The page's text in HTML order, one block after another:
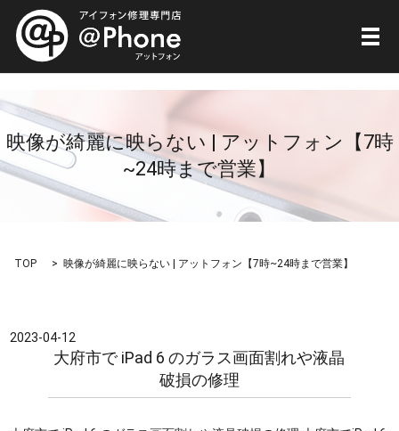
メ
映像が綺麗に映らない | アットフォン【7時
~24時まで営業】
TOP 映像が綺麗に映らない | アットフォン【7時~24時まで営業】
2023-04-12
大府市で iPad 6 のガラス画面割れや液晶
破損の修理